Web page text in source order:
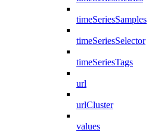
timeSeriesSamples
timeSeriesSelector
timeSeriesTags
url
urlCluster
values